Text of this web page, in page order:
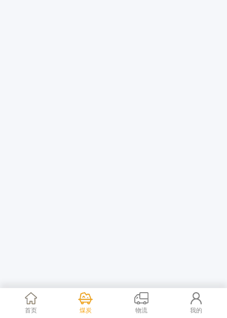
首页 煤炭 物流 我的